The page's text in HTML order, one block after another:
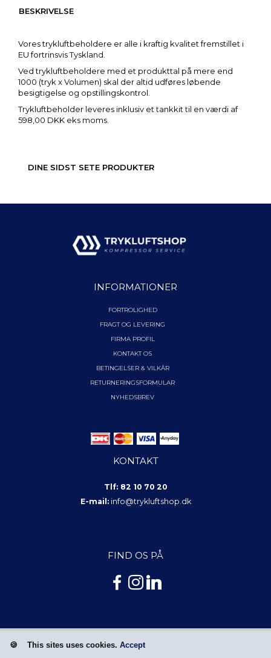
This sites uses cookies. Accept
BESKRIVELSE
Vores trykluftbeholdere er alle i kraftig kvalitet fremstillet i
EU fortrinsvis Tyskland.
Ved trykluftbeholdere med et produkttal på mere end
1000 (tryk x Volumen) skal der altid udføres løbende
besigtigelse og opstillingskontrol.
Trykluftbeholder leveres inklusiv et tankkit til en værdi af
598,00 DKK eks moms.
DINE SIDST SETE PRODUKTER
INFORMATIONER
FORTROLIGHED
FRAGT OG LEVERING
FIRMA PROFIL
KONTAKT OS
BETINGELSER & VILKÅR
RETURNERINGSFORMULAR
NYHEDSBREV
KONTAKT
Tlf: 82 10 70 20
E-mail: info@trykluftshop.dk
FIND OS PÅ